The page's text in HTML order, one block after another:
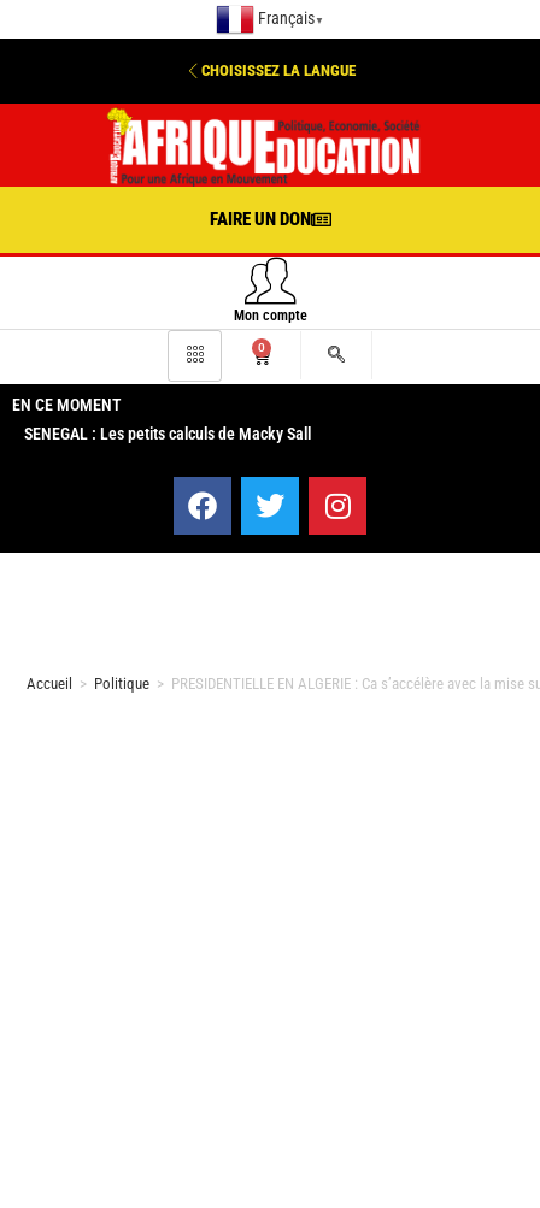
Français ▼
CHOISISSEZ LA LANGUE
FAIRE UN DON
Mon compte
0
EN CE MOMENT
SENEGAL : Les petits calculs de Macky Sall
Accueil > Politique > PRESIDENTIELLE EN ALGERIE : Ca s’accélère avec la mise